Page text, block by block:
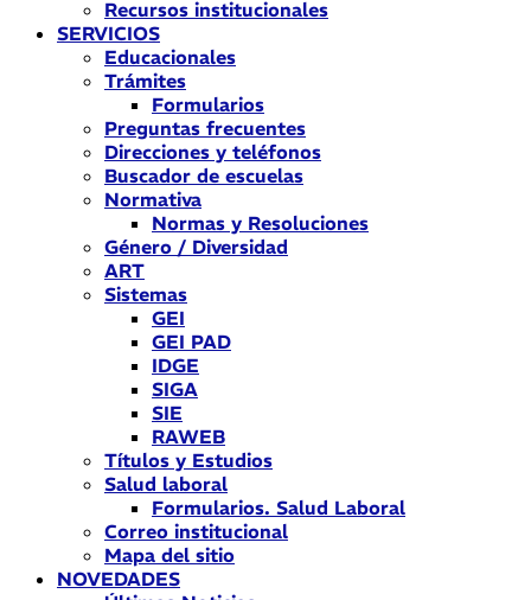
Recursos institucionales
SERVICIOS
Educacionales
Trámites
Formularios
Preguntas frecuentes
Direcciones y teléfonos
Buscador de escuelas
Normativa
Normas y Resoluciones
Género / Diversidad
ART
Sistemas
GEI
GEI PAD
IDGE
SIGA
SIE
RAWEB
Títulos y Estudios
Salud laboral
Formularios. Salud Laboral
Correo institucional
Mapa del sitio
NOVEDADES